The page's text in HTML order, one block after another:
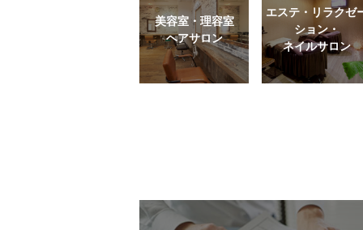
美容室・理容室
ヘアサロン
エステ・リラクゼ
ション・
ネイルサロン